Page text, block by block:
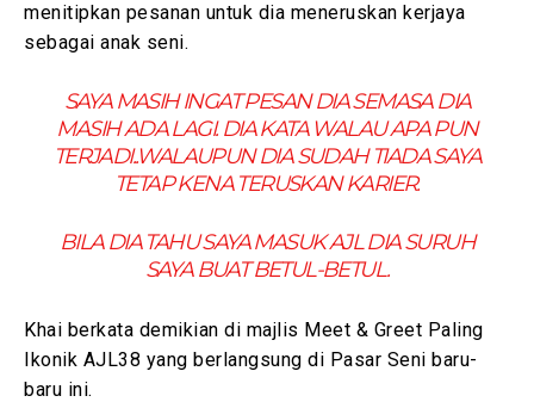
menitipkan pesanan untuk dia meneruskan kerjaya
sebagai anak seni.
SAYA MASIH INGAT PESAN DIA SEMASA DIA
MASIH ADA LAGI. DIA KATA WALAU APA PUN
TERJADI..WALAUPUN DIA SUDAH TIADA SAYA
TETAP KENA TERUSKAN KARIER.
BILA DIA TAHU SAYA MASUK AJL DIA SURUH
SAYA BUAT BETUL-BETUL.
Khai berkata demikian di majlis Meet & Greet Paling
Ikonik AJL38 yang berlangsung di Pasar Seni baru-
baru ini.